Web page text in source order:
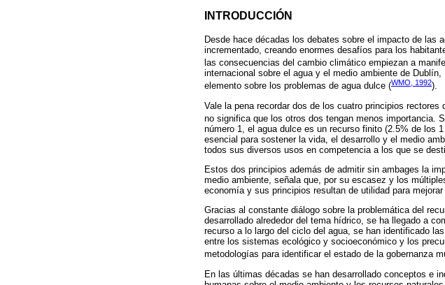
INTRODUCCIÓN
Desde hace décadas los debates sobre el impacto de las
incrementado, creando enormes desafíos para los
las consecuencias del cambio climático empiezan a
internacional sobre el agua y el medio ambiente de
elemento sobre los problemas de agua dulce (WMO, 1992).
Vale la pena recordar dos de los cuatro principios
no significa que los otros dos tengan menos importancia.
número 1, el agua dulce es un recurso finito (2.5% de los
esencial para sostener la vida, el desarrollo y el medio
todos sus diversos usos en competencia a los que se
Estos dos principios además de admitir sin ambages la
medio ambiente, señala que, por su escasez y los
economía y sus principios resultan de utilidad para
Gracias al constante diálogo sobre la problemática del
desarrollado alrededor del tema hídrico, se ha llegado a
recurso a lo largo del ciclo del agua, se han identificado
entre los sistemas ecológico y socioeconómico y los
metodologías para identificar el estado de la gobernanza
En las últimas décadas se han desarrollado conceptos e